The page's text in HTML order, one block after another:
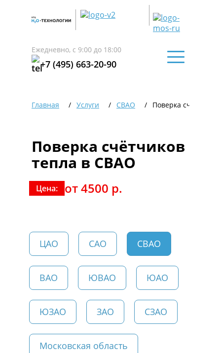
Ежедневно, с 9:00 до 18:00
+7 (495) 663-20-90
Главная Услуги СВАО Поверка
Поверка счётчиков
тепла в СВАО
Цена: от 4500 р.
ЦАО САО СВАО
ВАО ЮВАО ЮАО
ЮЗАО ЗАО СЗАО
Московская область